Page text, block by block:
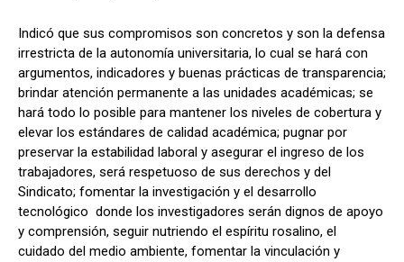
Indicó que sus compromisos son concretos y son la defensa
irrestricta de la autonomía universitaria, lo cual se hará con
argumentos, indicadores y buenas prácticas de transparencia;
brindar atención permanente a las unidades académicas; se
hará todo lo posible para mantener los niveles de cobertura y
elevar los estándares de calidad académica; pugnar por
preservar la estabilidad laboral y asegurar el ingreso de los
trabajadores, será respetuoso de sus derechos y del
Sindicato; fomentar la investigación y el desarrollo
tecnológico donde los investigadores serán dignos de apoyo
y comprensión, seguir nutriendo el espíritu rosalino, el
cuidado del medio ambiente, fomentar la vinculación y